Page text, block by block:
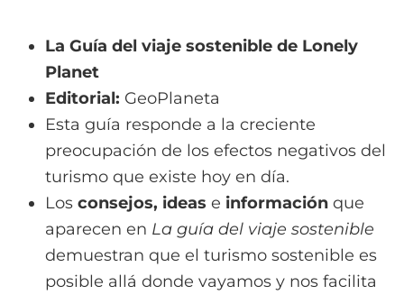
La Guía del viaje sostenible de Lonely
Planet
Editorial: GeoPlaneta
Esta guía responde a la creciente
preocupación de los efectos negativos del
turismo que existe hoy en día.
Los consejos, ideas e información que
aparecen en La guía del viaje sostenible
demuestran que el turismo sostenible es
posible allá donde vayamos y nos facilita